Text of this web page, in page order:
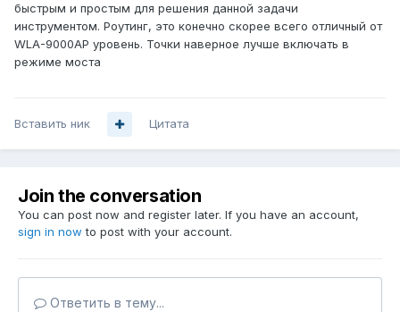
быстрым и простым для решения данной задачи
инструментом. Роутинг, это конечно скорее всего отличный от
WLA-9000AP уровень. Точки наверное лучше включать в
режиме моста
Вставить ник Цитата
Join the conversation
You can post now and register later. If you have an account,
sign in now to post with your account.
Ответить в тему...